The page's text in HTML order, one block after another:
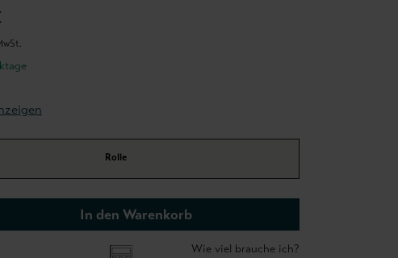
Rolle
In den Warenkorb
Wie viel brauche ich?